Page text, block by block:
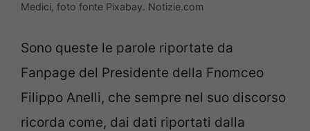
Medici, foto fonte Pixabay. Notizie.com
Sono queste le parole riportate da
Fanpage del Presidente della Fnomceo
Filippo Anelli, che sempre nel suo discorso
ricorda come, dai dati riportati dalla